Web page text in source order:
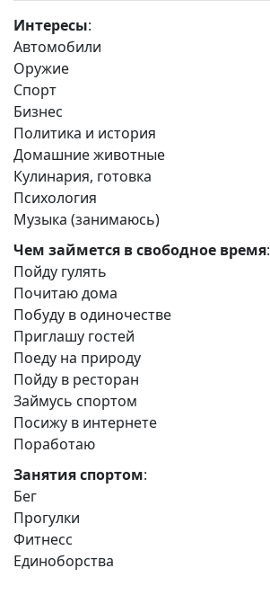
Интересы:
Автомобили
Оружие
Спорт
Бизнес
Политика и история
Домашние животные
Кулинария, готовка
Психология
Музыка (занимаюсь)
Чем займется в свободное время:
Пойду гулять
Почитаю дома
Побуду в одиночестве
Приглашу гостей
Поеду на природу
Пойду в ресторан
Займусь спортом
Посижу в интернете
Поработаю
Занятия спортом:
Бег
Прогулки
Фитнесс
Единоборства